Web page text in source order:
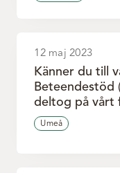
12 maj 2023
Känner du till
Beteendestöd
deltog på vårt
Umeå